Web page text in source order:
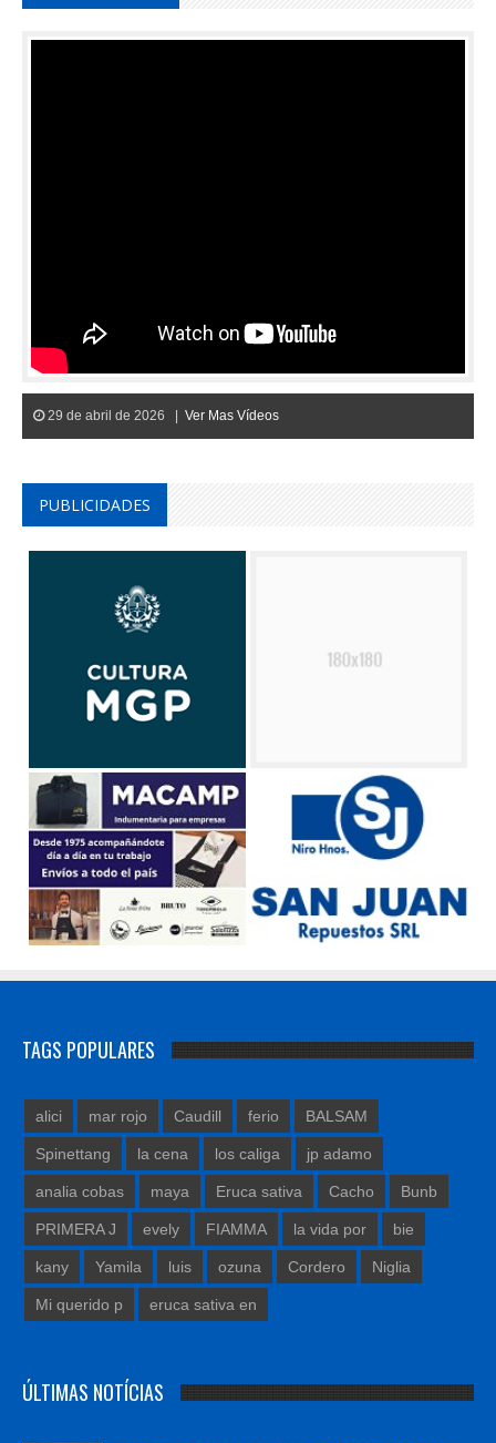
29 de abril de 2026 | Ver Mas Vídeos
PUBLICIDADES
TAGS POPULARES
alici mar rojo Caudill ferio BALSAM
Spinettang la cena los caliga jp adamo
analia cobas maya Eruca sativa Cacho Bunb
PRIMERA J evely FIAMMA la vida por bie
kany Yamila luis ozuna Cordero Niglia
Mi querido p eruca sativa en
ÚLTIMAS NOTÍCIAS